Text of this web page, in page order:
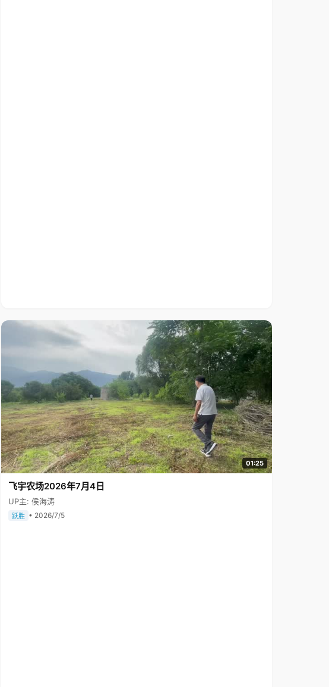
01:25
飞宇农场2026年7月4日
UP主: 侯海涛
跃胜 • 2026/7/5